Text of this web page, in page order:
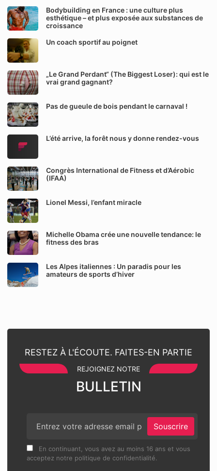
Bodybuilding en France : une culture plus
esthétique – et plus exposée aux substances de
croissance
Un coach sportif au poignet
„Le Grand Perdant“ (The Biggest Loser): qui est le
vrai grand gagnant?
Pas de gueule de bois pendant le carnaval !
L’été arrive, la forêt nous y donne rendez-vous
Congrès International de Fitness et d’Aérobic
(IFAA)
Lionel Messi, l’enfant miracle
Michelle Obama crée une nouvelle tendance: le
fitness des bras
Les Alpes italiennes : Un paradis pour les
amateurs de sports d’hiver
RESTEZ À L'ÉCOUTE. FAITES-EN PARTIE
REJOIGNEZ NOTRE
BULLETIN
Souscrire
En continuant, vous avez au moins 16 ans et vous
acceptez notre politique de confidentialité.